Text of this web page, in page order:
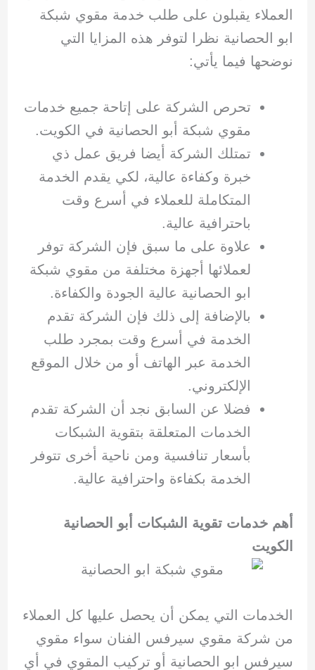
العملاء يقبلون على طلب خدمة مقوي شبكة
ابو الحصانية نظرا لتوفر هذه المزايا التي
نوضحها فيما يأتي:
تحرص الشركة على إتاحة جميع خدمات
مقوي شبكة أبو الحصانية في الكويت.
تمتلك الشركة أيضا فريق عمل ذي
خبرة وكفاءة عالية، لكي يقدم الخدمة
المتكاملة للعملاء في أسرع وقت
باحترافية عالية.
علاوة على ما سبق فإن الشركة توفر
لعملائها أجهزة مختلفة من مقوي شبكة
ابو الحصانية عالية الجودة والكفاءة.
بالإضافة إلى ذلك فإن الشركة تقدم
الخدمة في أسرع وقت بمجرد طلب
الخدمة عبر الهاتف أو من خلال الموقع
الإلكتروني.
فضلا عن السابق نجد أن الشركة تقدم
الخدمات المتعلقة بتقوية الشبكات
بأسعار تنافسية ومن ناحية أخرى تتوفر
الخدمة بكفاءة واحترافية عالية.
أهم خدمات تقوية الشبكات أبو الحصانية
الكويت
الخدمات التي يمكن أن يحصل عليها كل العملاء
من شركة مقوي سيرفس الفنان سواء مقوي
سيرفس ابو الحصانية أو تركيب المقوي في أي